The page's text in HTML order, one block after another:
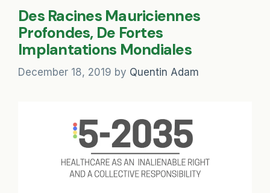
Des Racines Mauriciennes
Profondes, De Fortes
Implantations Mondiales
December 18, 2019 by Quentin Adam